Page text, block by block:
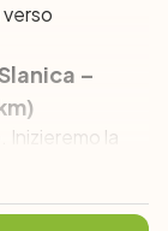
–
Inizieremo la
e
per la